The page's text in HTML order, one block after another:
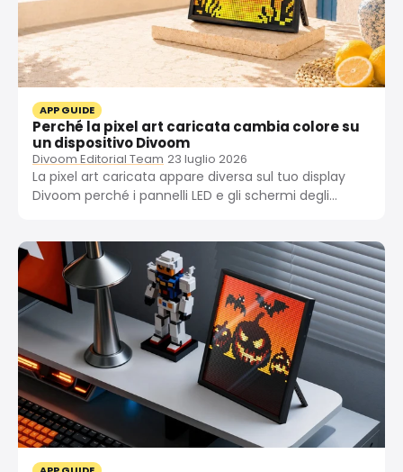
APP GUIDE
Perché la pixel art caricata cambia colore su
un dispositivo Divoom
Divoom Editorial Team 23 luglio 2026
La pixel art caricata appare diversa sul tuo display
Divoom perché i pannelli LED e gli schermi degli